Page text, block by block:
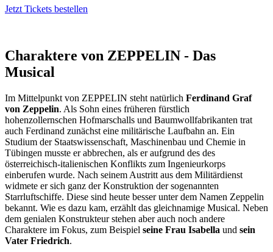
Jetzt Tickets bestellen
Charaktere von ZEPPELIN - Das
Musical
Im Mittelpunkt von ZEPPELIN steht natürlich Ferdinand Graf
von Zeppelin. Als Sohn eines früheren fürstlich
hohenzollernschen Hofmarschalls und Baumwollfabrikanten trat
auch Ferdinand zunächst eine militärische Laufbahn an. Ein
Studium der Staatswissenschaft, Maschinenbau und Chemie in
Tübingen musste er abbrechen, als er aufgrund des des
österreichisch-italienischen Konflikts zum Ingenieurkorps
einberufen wurde. Nach seinem Austritt aus dem Militärdienst
widmete er sich ganz der Konstruktion der sogenannten
Starrluftschiffe. Diese sind heute besser unter dem Namen Zeppelin
bekannt. Wie es dazu kam, erzählt das gleichnamige Musical. Neben
dem genialen Konstrukteur stehen aber auch noch andere
Charaktere im Fokus, zum Beispiel seine Frau Isabella und sein
Vater Friedrich.